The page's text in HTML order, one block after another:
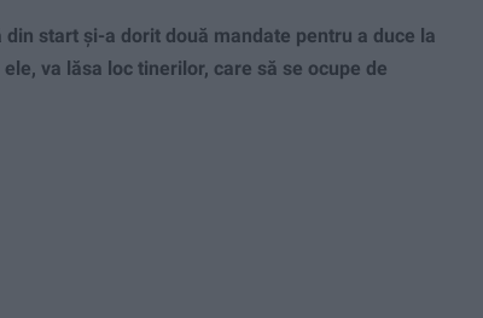
start şi-a dorit două mandate pentru a duce la
va lăsa loc tinerilor, care să se ocupe de